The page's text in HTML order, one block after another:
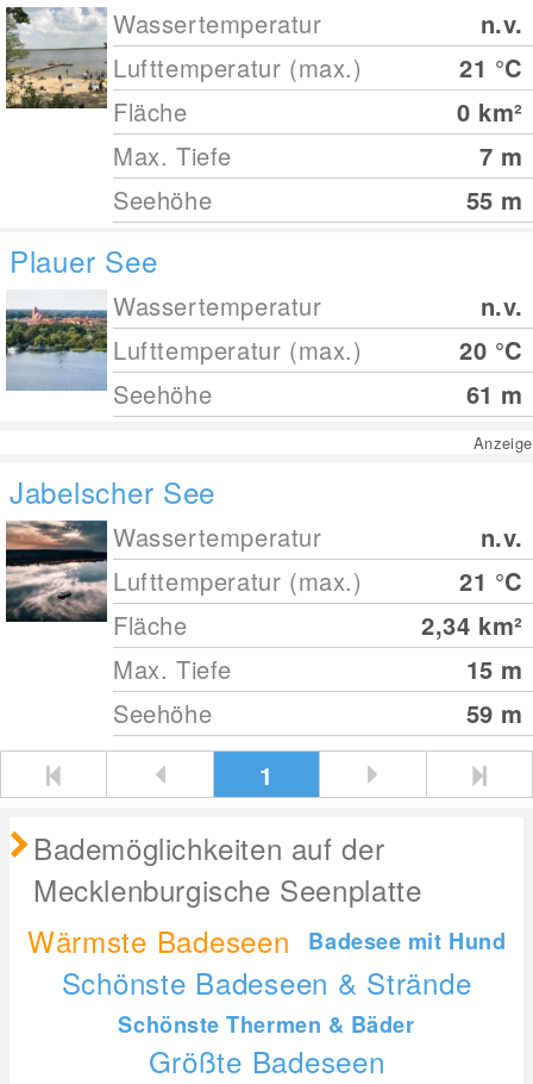
Wassertemperatur
n.v.
Lufttemperatur (max.)
21 °C
Fläche
0 km²
Max. Tiefe
7 m
Seehöhe
55 m
Plauer See
Wassertemperatur
n.v.
Lufttemperatur (max.)
20 °C
Seehöhe
61 m
Anzeige
Jabelscher See
Wassertemperatur
n.v.
Lufttemperatur (max.)
21 °C
Fläche
2,34 km²
Max. Tiefe
15 m
Seehöhe
59 m
1
Bademöglichkeiten auf der
Mecklenburgische Seenplatte
Wärmste Badeseen
Badesee mit Hund
Schönste Badeseen & Strände
Schönste Thermen & Bäder
Größte Badeseen